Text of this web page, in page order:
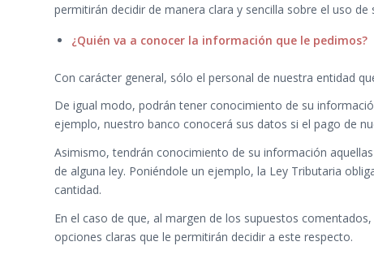
permitirán decidir de manera clara y sencilla sobre el uso
¿Quién va a conocer la información que le pedimos?
Con carácter general, sólo el personal de nuestra entidad
De igual modo, podrán tener conocimiento de su
ejemplo, nuestro banco conocerá sus datos si el pago de
Asimismo, tendrán conocimiento de su información
de alguna ley. Poniéndole un ejemplo, la Ley Tributaria
cantidad.
En el caso de que, al margen de los supuestos
opciones claras que le permitirán decidir a este respecto.